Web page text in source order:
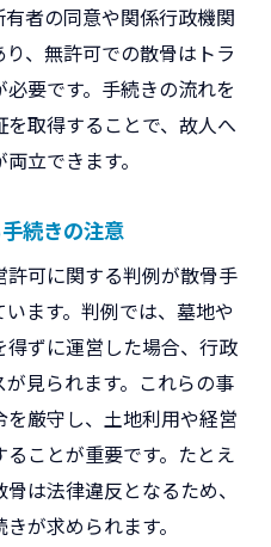
者の同意や関係行政機関
、無許可での散骨はトラ
要です。手続きの流れを
取得することで、故人へ
立できます。
続きの注意
可に関する判例が散骨手
ます。判例では、墓地や
ずに運営した場合、行政
見られます。これらの事
厳守し、土地利用や経営
ことが重要です。たとえ
は法律違反となるため、
が求められます。